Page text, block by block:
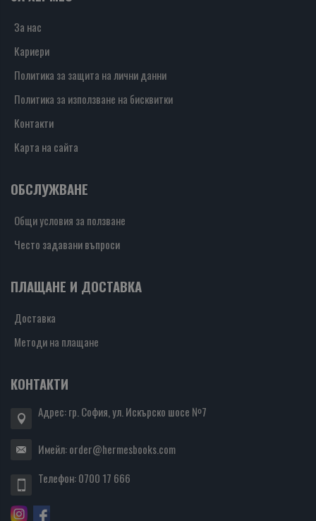
За нас
Кариери
Политика за защита на лични данни
Политика за използване на бисквитки
Контакти
Карта на сайта
ОБСЛУЖВАНЕ
Общи условия за ползване
Често задавани въпроси
ПЛАЩАНЕ И ДОСТАВКА
Доставка
Методи на плащане
КОНТАКТИ
Адрес: гр. София, ул. Искърско шосе №7
Имейл:order@hermesbooks.com
Телефон:0700 17 666